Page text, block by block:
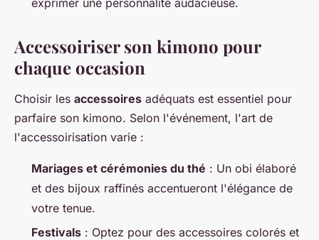
Accessoiriser son kimono pour
chaque occasion
Choisir les accessoires adéquats est essentiel pour
parfaire son kimono. Selon l'événement, l'art de
l'accessoirisation varie :
Mariages et cérémonies du thé : Un obi élaboré
et des bijoux raffinés accentueront l'élégance de
votre tenue.
Festivals : Optez pour des accessoires colorés et